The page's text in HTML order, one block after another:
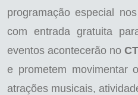
programação especial
com entrada gratuita
eventos acontecerão no
e prometem movimentar
atrações musicais,